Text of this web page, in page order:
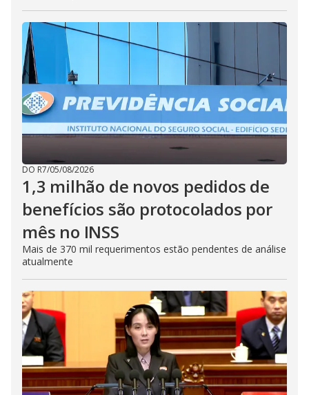
DO R7/05/08/2026
1,3 milhão de novos pedidos de
benefícios são protocolados por
mês no INSS
Mais de 370 mil requerimentos estão pendentes de análise
atualmente